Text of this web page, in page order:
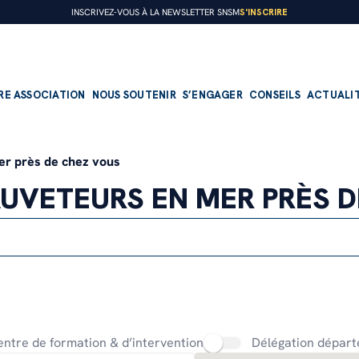
INSCRIVEZ-VOUS À LA NEWSLETTER SNSMS'INSCRIRE
ASSOCIATION
PRÉSENTATION
Nos offres d’emploi
NOUS SOUTENIR
FAIRE UN DON
Devenir mécène
S’ENGAGER
DEVENIR BÉNÉVOLE
CONSEILS
près de chez vous
EN MER PRÈS
de formation & d’intervention Délégation